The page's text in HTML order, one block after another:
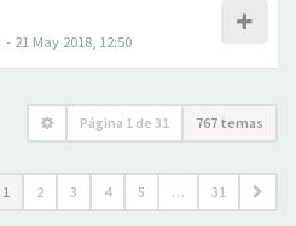
- 21 May 2018, 12:50
Página 1 de 31 767 temas
1 2 3 4 5 … 31